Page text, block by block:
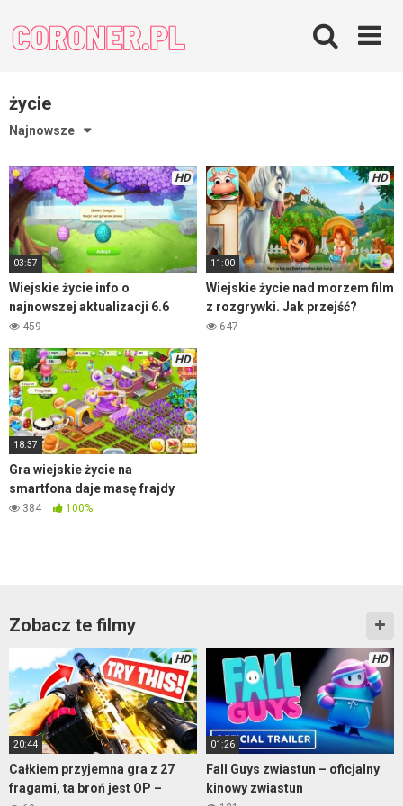
content
życie
Najnowsze
HD
03:57
Wiejskie życie info o
najnowszej aktualizacji 6.6
459
HD
11:00
Wiejskie życie nad morzem film
z rozgrywki. Jak przejść?
647
HD
18:37
Gra wiejskie życie na
smartfona daje masę frajdy
384 100%
Zobacz te filmy
HD
20:44
Całkiem przyjemna gra z 27
fragami, ta broń jest OP –
HD
01:26
Fall Guys zwiastun – oficjalny
kinowy zwiastun